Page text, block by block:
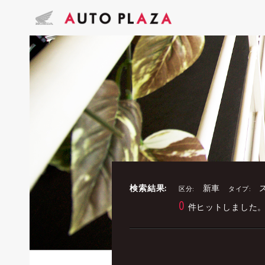
検索結果: 区分: 新車 タイプ:
0 件ヒットしました。